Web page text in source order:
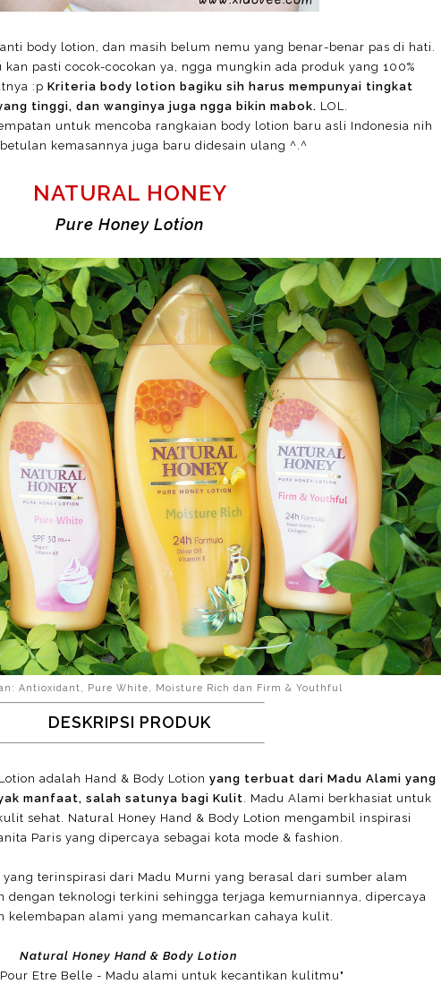
body lotion, dan masih belum nemu yang benar-benar pas di hati.
pasti cocok-cocokan ya, ngga mungkin ada produk yang 100%
:p Kriteria body lotion bagiku sih harus mempunyai tingkat
tinggi, dan wanginya juga ngga bikin mabok. LOL.
untuk mencoba rangkaian body lotion baru asli Indonesia nih
kemasannya juga baru didesain ulang ^.^
NATURAL HONEY
Pure Honey Lotion
Antioxidant, Pure White, Moisture Rich dan Firm & Youthful
DESKRIPSI PRODUK
adalah Hand & Body Lotion yang terbuat dari Madu Alami yang
manfaat, salah satunya bagi Kulit. Madu Alami berkhasiat untuk
sehat. Natural Honey Hand & Body Lotion mengambil inspirasi
Paris yang dipercaya sebagai kota mode & fashion.
terinspirasi dari Madu Murni yang berasal dari sumber alam
dengan teknologi terkini sehingga terjaga kemurniannya, dipercaya
kelembapan alami yang memancarkan cahaya kulit.
Natural Honey Hand & Body Lotion
Etre Belle - Madu alami untuk kecantikan kulitmu"